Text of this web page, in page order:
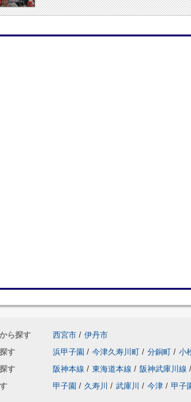
ら探す 西宮市 / 伊丹市
す
浜甲子園 / 今津久寿川町 / 分銅町 / 小
す
阪神本線 / 東海道本線 / 阪神武庫川線 /
甲子園 / 久寿川 / 武庫川 / 今津 / 甲子